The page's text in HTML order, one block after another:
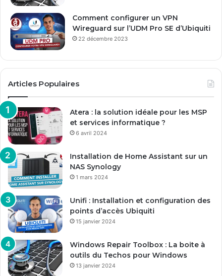
Comment configurer un VPN
Wireguard sur l’UDM Pro SE d’Ubiquiti
22 décembre 2023
Articles Populaires
Atera : la solution idéale pour les MSP
et services informatique ?
6 avril 2024
Installation de Home Assistant sur un
NAS Synology
1 mars 2024
Unifi : Installation et configuration des
points d’accès Ubiquiti
15 janvier 2024
Windows Repair Toolbox : La boite à
outils du Techos pour Windows
13 janvier 2024